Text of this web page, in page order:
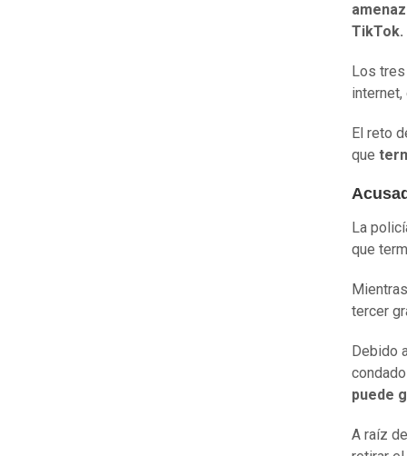
TikTok.
Los
El reto
que
La
que
tercer
Debido
puede
A raíz